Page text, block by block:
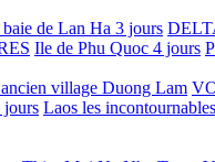
de Lan Ha 3 jours
Ile de Phu Quoc 4 jours
village Duong Lam
jours Laos les